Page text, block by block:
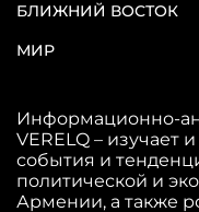
БЛИЖНИЙ ВОСТОК
МИР
Информационно-
VERELQ –
события и
политической и
Армении, а также